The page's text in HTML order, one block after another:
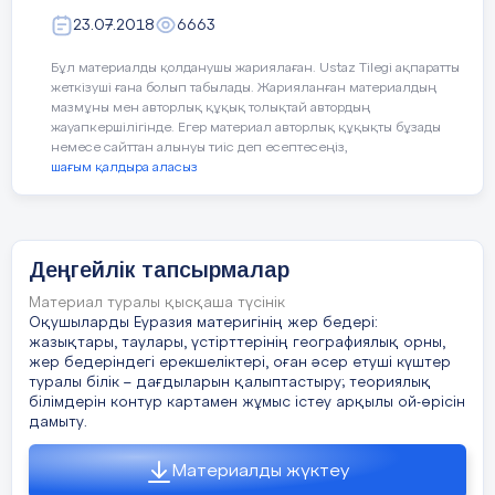
….нтымақ , сөз..н мақ….лдау , күнд…зг…
, ұз…н , жұмы…шы, бұл ….үнде , бо…
Сөздер Эвфе
мизм
Дисфе
мизм
Қорамсақ
Аялдама
А. Б В. ΜС. Ε
2- деңгей
1) Кулоң заңының
формуласы?
3) Конденсатор дегеніміз
не?
4) Зарядталған конденсатор
энергиясының формуласы.
3- деңгей
1) Конденсатор
23.07.2018 6663
Бұл материалды қолданушы жариялаған. Ustaz Tilegi ақпаратты
жеткізуші ғана болып табылады. Жарияланған материалдың
мазмұны мен авторлық құқық толықтай автордың
жауапкершілігінде. Егер материал авторлық құқықты бұзады
немесе сайттан алынуы тиіс деп есептесеңіз,
шағым қалдыра аласыз
Деңгейлік тапсырмалар
Материал туралы қысқаша түсінік
Оқушыларды Еуразия материгінің жер бедері:
жазықтары, таулары, үстірттерінің географиялық орны,
жер бедеріндегі ерекшеліктері, оған әсер етуші күштер
туралы білік – дағдыларын қалыптастыру; теориялық
білімдерін контур картамен жұмыс істеу арқылы ой-өрісін
дамыту.
Материалды жүктеу